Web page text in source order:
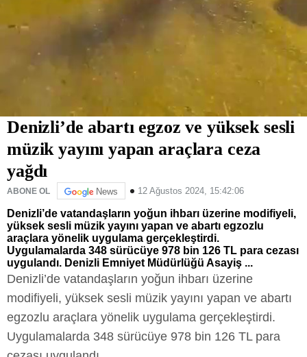
Denizli’de abartı egzoz ve yüksek sesli
müzik yayını yapan araçlara ceza
yağdı
ABONE OL News 12 Ağustos 2024, 15:42:06
Denizli’de vatandaşların yoğun ihbarı üzerine modifiyeli,
yüksek sesli müzik yayını yapan ve abartı egzozlu
araçlara yönelik uygulama gerçekleştirdi.
Uygulamalarda 348 sürücüye 978 bin 126 TL para cezası
uygulandı. Denizli Emniyet Müdürlüğü Asayiş ...
Denizli’de vatandaşların yoğun ihbarı üzerine
modifiyeli, yüksek sesli müzik yayını yapan ve abartı
egzozlu araçlara yönelik uygulama gerçekleştirdi.
Uygulamalarda 348 sürücüye 978 bin 126 TL para